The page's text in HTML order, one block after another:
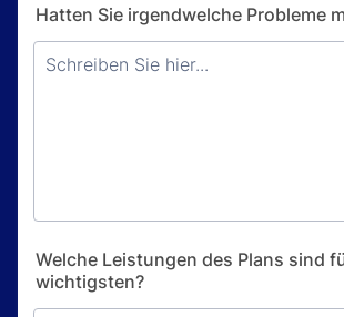
Hatten Sie irgendwelche Probleme
Welche Leistungen des Plans sind
wichtigsten?